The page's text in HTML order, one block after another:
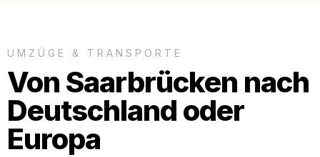
UMZÜGE & TRANSPORTE
Von Saarbrücken nach
Deutschland oder
Europa